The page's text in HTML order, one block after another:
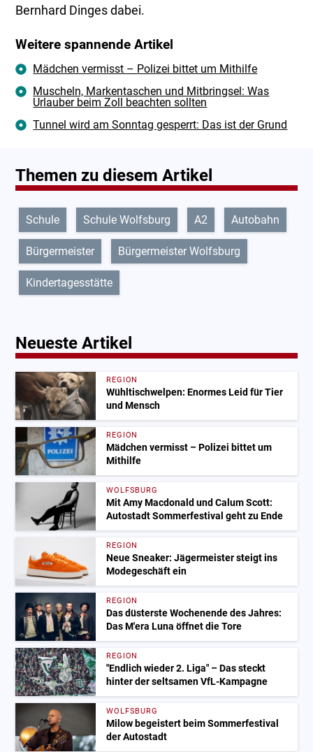
Bernhard Dinges dabei.
Weitere spannende Artikel
Mädchen vermisst – Polizei bittet um Mithilfe
Muscheln, Markentaschen und Mitbringsel: Was
Urlauber beim Zoll beachten sollten
Tunnel wird am Sonntag gesperrt: Das ist der Grund
Themen zu diesem Artikel
Schule Schule Wolfsburg A2 Autobahn
Bürgermeister Bürgermeister Wolfsburg
Kindertagesstätte
Neueste Artikel
REGION
Wühltischwelpen: Enormes Leid für Tier
und Mensch
REGION
Mädchen vermisst – Polizei bittet um
Mithilfe
WOLFSBURG
Mit Amy Macdonald und Calum Scott:
Autostadt Sommerfestival geht zu Ende
REGION
Neue Sneaker: Jägermeister steigt ins
Modegeschäft ein
REGION
Das düsterste Wochenende des Jahres:
Das M'era Luna öffnet die Tore
REGION
"Endlich wieder 2. Liga" – Das steckt
hinter der seltsamen VfL-Kampagne
WOLFSBURG
Milow begeistert beim Sommerfestival
der Autostadt